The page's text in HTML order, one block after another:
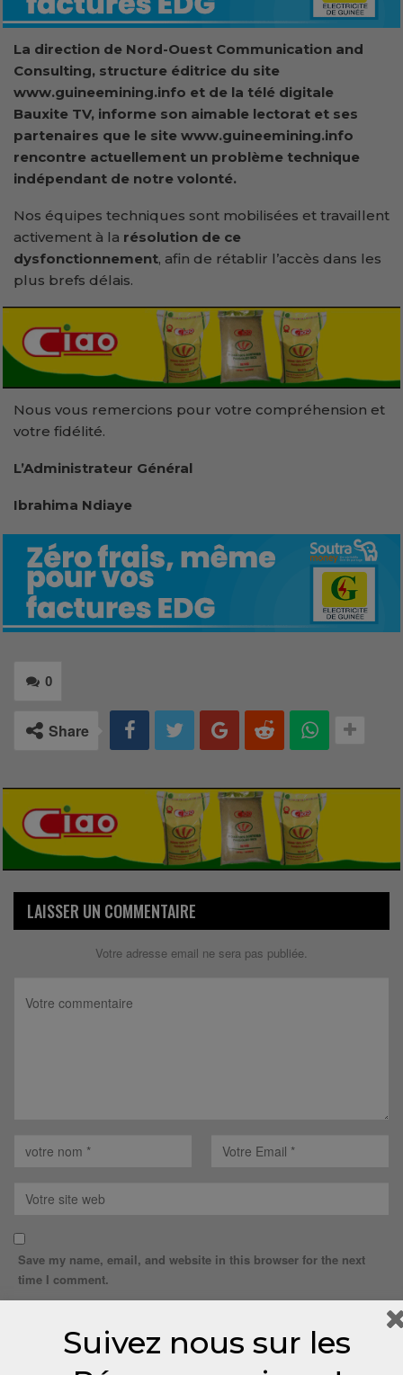
La direction de Nord-Ouest Communication and
Consulting, structure éditrice du site
www.guineemining.info et de la télé digitale
Bauxite TV, informe son aimable lectorat et ses
partenaires que le site www.guineemining.info
rencontre actuellement un problème technique
indépendant de notre volonté.
Nos équipes techniques sont mobilisées et travaillent
activement à la résolution de ce
dysfonctionnement, afin de rétablir l’accès dans les
plus brefs délais.
Nous vous remercions pour votre compréhension et
votre fidélité.
L’Administrateur Général
Ibrahima Ndiaye
0
Share
LAISSER UN COMMENTAIRE
Votre adresse email ne sera pas publiée.
Save my name, email, and website in this browser for the next
time I comment.
Suivez nous sur les